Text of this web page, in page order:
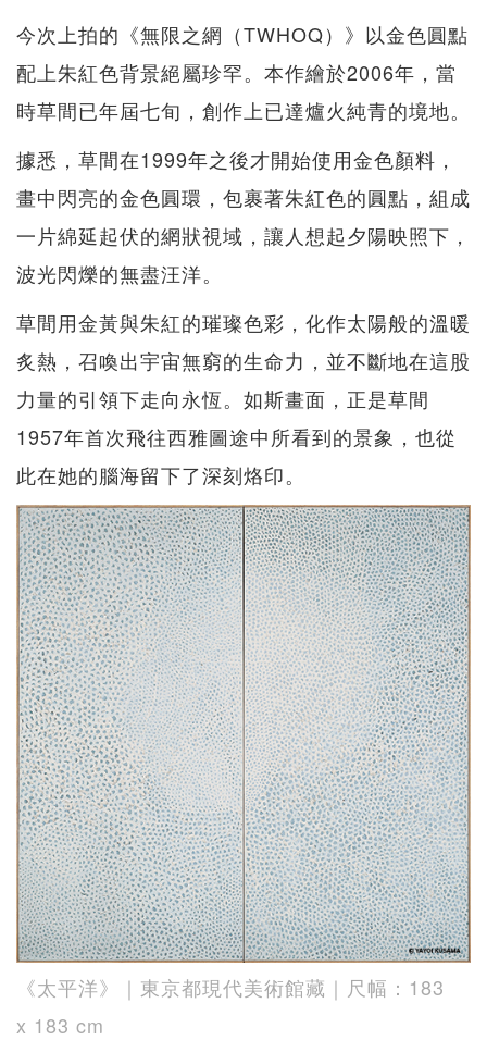
今次上拍的《無限之網（TWHOQ）》以金色圓點
配上朱紅色背景絕屬珍罕。本作繪於2006年，當
時草間已年屆七旬，創作上已達爐火純青的境地。
據悉，草間在1999年之後才開始使用金色顏料，
畫中閃亮的金色圓環，包裹著朱紅色的圓點，組成
一片綿延起伏的網狀視域，讓人想起夕陽映照下，
波光閃爍的無盡汪洋。
草間用金黃與朱紅的璀璨色彩，化作太陽般的溫暖
炙熱，召喚出宇宙無窮的生命力，並不斷地在這股
力量的引領下走向永恆。如斯畫面，正是草間
1957年首次飛往西雅圖途中所看到的景象，也從
此在她的腦海留下了深刻烙印。
《太平洋》｜東京都現代美術館藏｜尺幅：183
x 183 cm